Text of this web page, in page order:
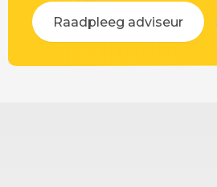
Raadpleeg adviseur